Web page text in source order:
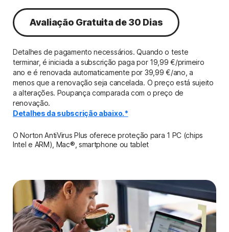
Avaliação Gratuita de 30 Dias
Detalhes de pagamento necessários. Quando o teste
terminar, é iniciada a subscrição paga por 19,99 €/primeiro
ano e é renovada automaticamente por 39,99 €/ano, a
menos que a renovação seja cancelada. O preço está sujeito
a alterações. Poupança comparada com o preço de
renovação.
Detalhes da subscrição abaixo.*
O Norton AntiVirus Plus oferece proteção para 1 PC (chips
Intel e ARM), Mac®, smartphone ou tablet